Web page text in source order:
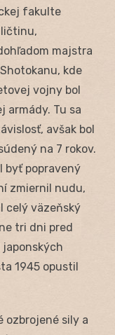
fakulte
majstra
kde
vojny bol
armády. Tu sa
avšak bol
na 7 rokov.
byť popravený
zmiernil nudu,
celý väzeňský
tri dni pred
japonských
1945 opustil
ozbrojené sily a